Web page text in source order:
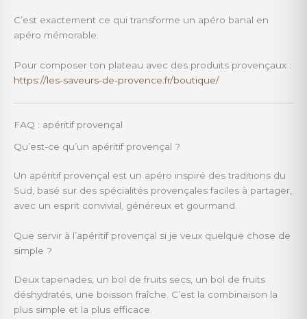
C’est exactement ce qui transforme un apéro banal en
apéro mémorable.
Pour composer ton plateau avec des produits provençaux :
https://les-saveurs-de-provence.fr/boutique/
FAQ : apéritif provençal
Qu’est-ce qu’un apéritif provençal ?
Un apéritif provençal est un apéro inspiré des traditions du
Sud, basé sur des spécialités provençales faciles à partager,
avec un esprit convivial, généreux et gourmand.
Que servir à l’apéritif provençal si je veux quelque chose de
simple ?
Deux tapenades, un bol de fruits secs, un bol de fruits
déshydratés, une boisson fraîche. C’est la combinaison la
plus simple et la plus efficace.